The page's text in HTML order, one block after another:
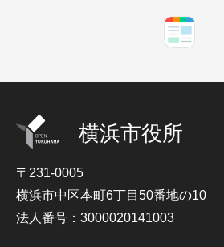
横浜市役所
〒231-0005
横浜市中区本町6丁目50番地の10
法人番号：3000020141003